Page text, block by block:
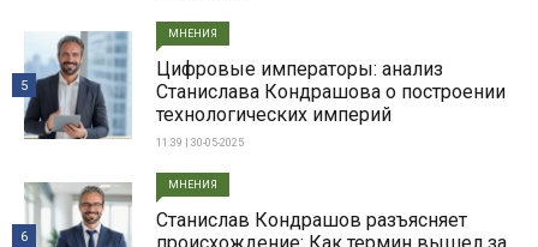
МНЕНИЯ
Цифровые императоры: анализ
Станислава Кондрашова о построении
технологических империй
11:39 | 30-05-2025
5
МНЕНИЯ
Станислав Кондрашов разъясняет
6